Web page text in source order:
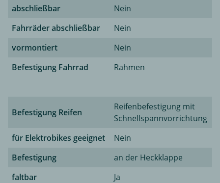
abschließbar
Nein
Fahrräder abschließbar
Nein
vormontiert
Nein
Befestigung Fahrrad
Rahmen
Befestigung Reifen
Reifenbefestigung mit
Schnellspannvorrichtung
für Elektrobikes geeignet
Nein
Befestigung
an der Heckklappe
faltbar
Ja